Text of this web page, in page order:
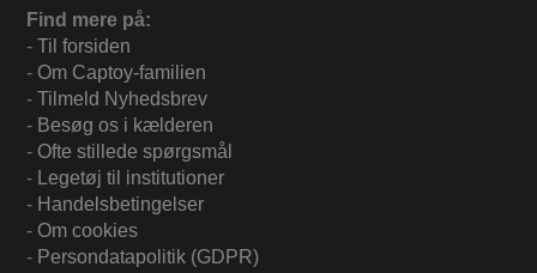
Find mere på:
- Til forsiden
- Om Captoy-familien
- Tilmeld Nyhedsbrev
- Besøg os i kælderen
- Ofte stillede spørgsmål
- Legetøj til institutioner
- Handelsbetingelser
- Om cookies
- Persondatapolitik (GDPR)